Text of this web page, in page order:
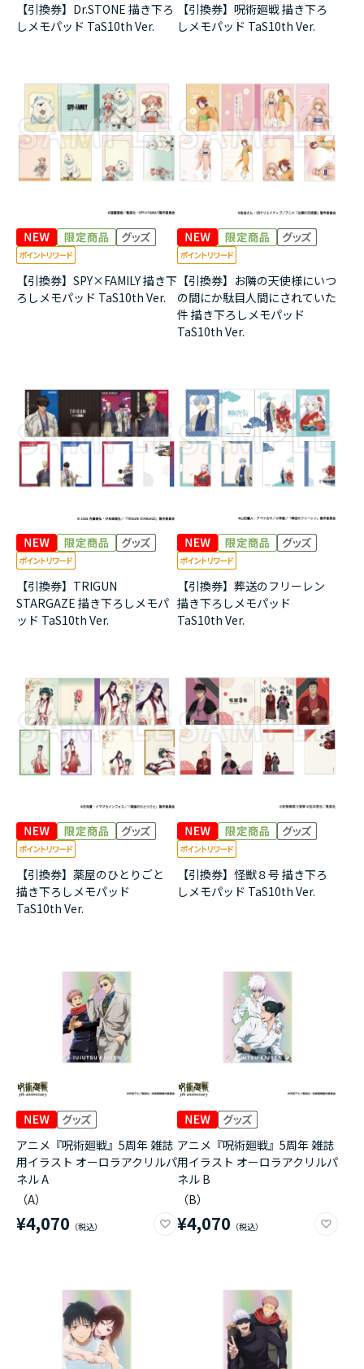
【引換券】Dr.STONE 描き下ろ
しメモパッド TaS10th Ver.
【引換券】呪術廻戦 描き下ろ
しメモパッド TaS10th Ver.
【引換券】SPY×FAMILY 描き下
ろしメモパッド TaS10th Ver.
【引換券】お隣の天使様にいつ
の間にか駄目人間にされていた
件 描き下ろしメモパッド
TaS10th Ver.
【引換券】TRIGUN
STARGAZE 描き下ろしメモパ
ッド TaS10th Ver.
【引換券】葬送のフリーレン
描き下ろしメモパッド
TaS10th Ver.
【引換券】薬屋のひとりごと
描き下ろしメモパッド
TaS10th Ver.
【引換券】怪獣８号 描き下ろ
しメモパッド TaS10th Ver.
アニメ『呪術廻戦』5周年 雑誌
用イラスト オーロラアクリルパ
ネル A
（A）
¥4,070
アニメ『呪術廻戦』5周年 雑誌
用イラスト オーロラアクリルパ
ネル B
（B）
¥4,070